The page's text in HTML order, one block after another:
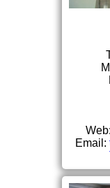
Web:
Email: